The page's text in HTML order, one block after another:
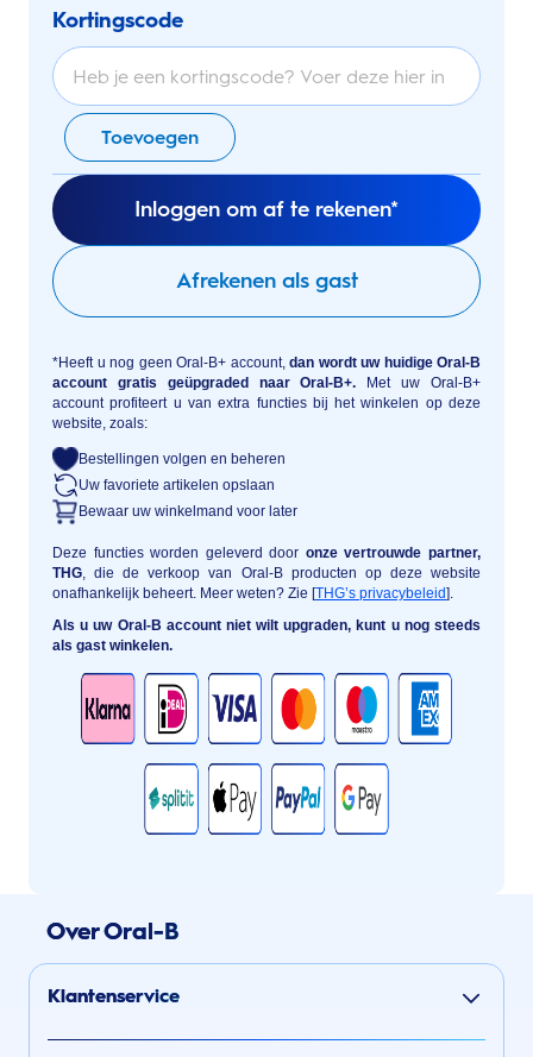
Kortingscode
Toevoegen
Inloggen om af te rekenen*
Afrekenen als gast
*Heeft u nog geen Oral-B+ account, dan wordt uw huidige Oral-B
account gratis geüpgraded naar Oral-B+.
Met uw Oral-B+
account profiteert u van extra functies bij het winkelen op deze
website, zoals:
Bestellingen volgen en beheren
Uw favoriete artikelen opslaan
Bewaar uw winkelmand voor later
Deze functies worden geleverd door onze vertrouwde partner,
THG, die de verkoop van Oral-B producten op deze website
onafhankelijk beheert. Meer weten? Zie [THG’s privacybeleid].
Als u uw Oral-B account niet wilt upgraden, kunt u nog steeds
als gast winkelen.
Over Oral-B
Klantenservice